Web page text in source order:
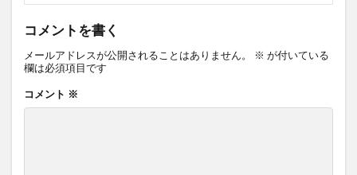
コメントを書く
メールアドレスが公開されることはありません。 ※ が付いている
欄は必須項目です
コメント ※